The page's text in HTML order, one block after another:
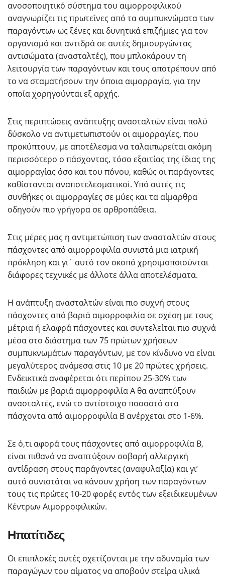
ανοσοποιητικό σύστημα του αιμορροφιλικού
αναγνωρίζει τις πρωτεΐνες από τα συμπυκνώματα των
παραγόντων ως ξένες και δυνητικά επιζήμιες για τον
οργανισμό και αντιδρά σε αυτές δημιουργώντας
αντισώματα (ανασταλτές), που μπλοκάρουν τη
λειτουργία των παραγόντων και τους αποτρέπουν από
το να σταματήσουν την όποια αιμορραγία, για την
οποία χορηγούνται εξ αρχής.
Στις περιπτώσεις ανάπτυξης ανασταλτών είναι πολύ
δύσκολο να αντιμετωπιστούν οι αιμορραγίες, που
προκύπτουν, με αποτέλεσμα να ταλαιπωρείται ακόμη
περισσότερο ο πάσχοντας, τόσο εξαιτίας της ίδιας της
αιμορραγίας όσο και του πόνου, καθώς οι παράγοντες
καθίστανται αναποτελεσματικοί. Υπό αυτές τις
συνθήκες οι αιμορραγίες σε μύες και τα αίμαρθρα
οδηγούν πιο γρήγορα σε αρθροπάθεια.
Στις μέρες μας η αντιμετώπιση των ανασταλτών στους
πάσχοντες από αιμορροφιλία συνιστά μια ιατρική
πρόκληση και γι΄ αυτό τον σκοπό χρησιμοποιούνται
διάφορες τεχνικές με άλλοτε άλλα αποτελέσματα.
Η ανάπτυξη ανασταλτών είναι πιο συχνή στους
πάσχοντες από βαριά αιμορροφιλία σε σχέση με τους
μέτρια ή ελαφρά πάσχοντες και συντελείται πιο συχνά
μέσα στο διάστημα των 75 πρώτων χρήσεων
συμπυκνωμάτων παραγόντων, με τον κίνδυνο να είναι
μεγαλύτερος ανάμεσα στις 10 με 20 πρώτες χρήσεις.
Ενδεικτικά αναφέρεται ότι περίπου 25-30% των
παιδιών με βαριά αιμορροφιλία Α θα αναπτύξουν
ανασταλτές, ενώ το αντίστοιχο ποσοστό στα
πάσχοντα από αιμορροφιλία Β ανέρχεται στο 1-6%.
Σε ό,τι αφορά τους πάσχοντες από αιμορροφιλία Β,
είναι πιθανό να αναπτύξουν σοβαρή αλλεργική
αντίδραση στους παράγοντες (αναφυλαξία) και γι’
αυτό συνιστάται να κάνουν χρήση των παραγόντων
τους τις πρώτες 10-20 φορές εντός των εξειδικευμένων
Κέντρων Αιμορροφιλικών.
Ηπατίτιδες
Οι επιπλοκές αυτές σχετίζονται με την αδυναμία των
παραγώγων του αίματος να αποβούν στείρα υλικά